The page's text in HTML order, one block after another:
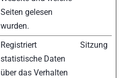
Seiten gelesen
wurden.
Registriert
statistische Daten
über das Verhalten
Sitzung